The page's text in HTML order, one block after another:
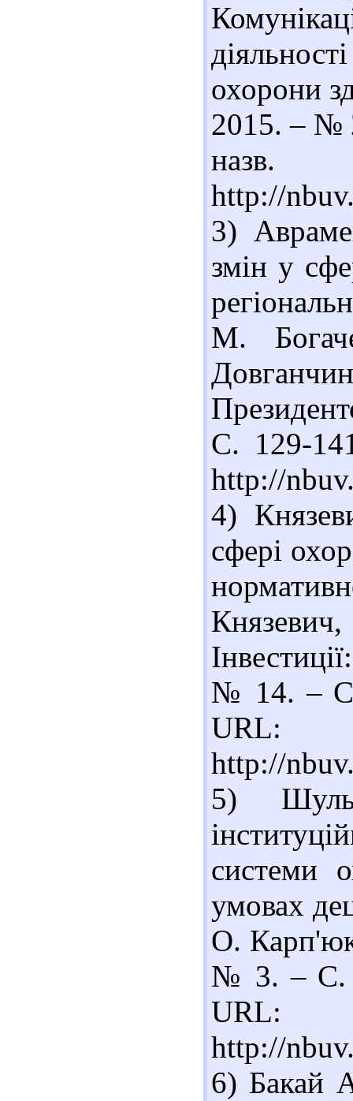
охорони
2015. – №
http://
3)
змін у
М.
С. 129-
http://
4)
сфері
№ 14. – С.
URL:
http://
5)
системи
умовах
О. Карп'юк
№ 3. – С.
URL:
http://
6) Бакай